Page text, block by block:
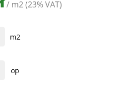
/ m2(23% VAT)
m2
op